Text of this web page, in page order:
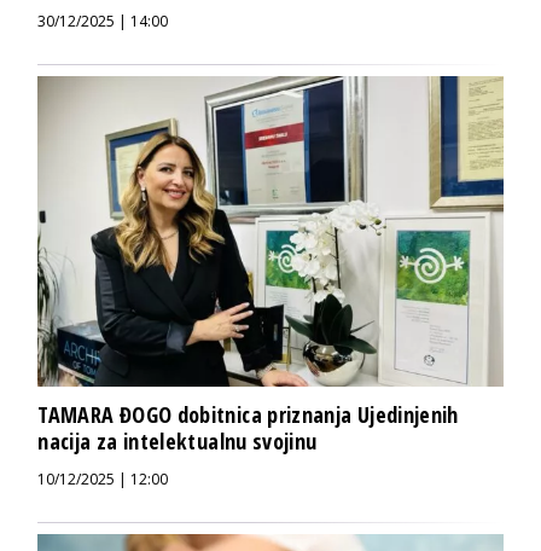
30/12/2025 | 14:00
TAMARA ĐOGO dobitnica priznanja Ujedinjenih
nacija za intelektualnu svojinu
10/12/2025 | 12:00